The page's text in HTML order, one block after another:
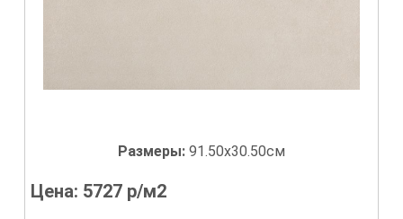
Размеры: 91.50x30.50см
Цена: 5727 р/м2